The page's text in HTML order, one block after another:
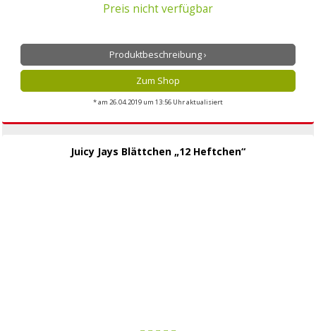
Preis nicht verfügbar
Produktbeschreibung ›
Zum Shop
* am 26.04.2019 um 13:56 Uhr aktualisiert
Juicy Jays Blättchen „12 Heftchen“